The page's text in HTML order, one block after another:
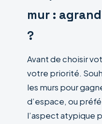
mur :
?
Avant de choisir
votre priorité.
les murs pour
d’espace, ou
l’aspect atypique